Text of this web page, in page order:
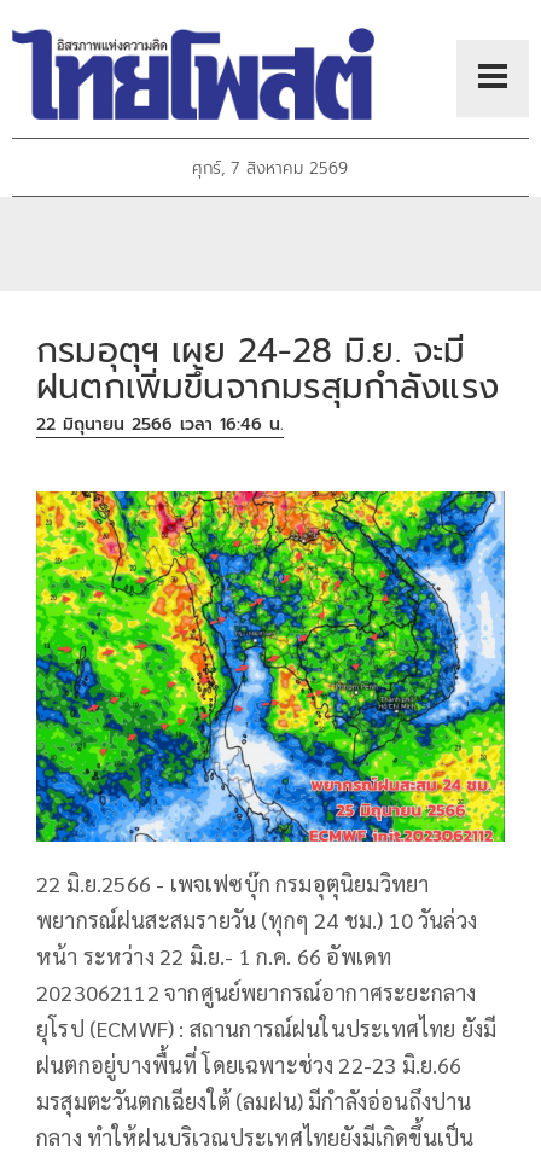
ศุกร์, 7 สิงหาคม 2569
กรมอุตุฯ เผย 24-28 มิ.ย. จะมี
ฝนตกเพิ่มขึ้นจากมรสุมกำลังแรง
22 มิถุนายน 2566 เวลา 16:46 น.
22 มิ.ย.2566 - เพจเฟซบุ๊ก กรมอุตุนิยมวิทยา
พยากรณ์ฝนสะสมรายวัน (ทุกๆ 24 ชม.) 10 วันล่วง
หน้า ระหว่าง 22 มิ.ย.- 1 ก.ค. 66 อัพเดท
2023062112 จากศูนย์พยากรณ์อากาศระยะกลาง
ยุโรป (ECMWF) : สถานการณ์ฝนในประเทศไทย ยังมี
ฝนตกอยู่บางพื้นที่ โดยเฉพาะช่วง 22-23 มิ.ย.66
มรสุมตะวันตกเฉียงใต้ (ลมฝน) มีกำลังอ่อนถึงปาน
กลาง ทำให้ฝนบริเวณประเทศไทยยังมีเกิดขึ้นเป็น